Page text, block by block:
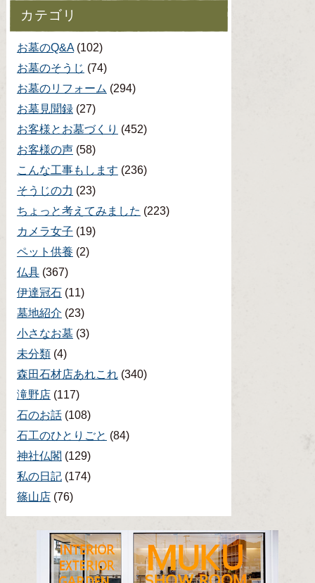
カテゴリ
お墓のQ&A(102)
お墓のそうじ (74)
お墓のリフォーム (294)
お墓見聞録(27)
お客様とお墓づくり (452)
お客様の声(58)
こんな工事もします (236)
そうじの力 (23)
ちょっと考えてみました (223)
カメラ女子 (19)
ペット供養 (2)
仏具(367)
伊達冠石(11)
墓地紹介 (23)
小さなお墓 (3)
未分類(4)
森田石材店あれこれ(340)
滝野店(117)
石のお話(108)
石工のひとりごと (84)
神社仏閣 (129)
私の日記(174)
篠山店(76)